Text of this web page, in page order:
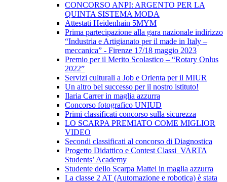
CONCORSO ANPI: ARGENTO PER LA
QUINTA SISTEMA MODA
Attestati Heidenhain 5MYM
Prima partecipazione alla gara nazionale indirizzo
“Industria e Artigianato per il made in Italy –
meccanica” - Firenze 17/18 maggio 2023
Premio per il Merito Scolastico – “Rotary Onlus
2022”
Servizi culturali a Job e Orienta per il MIUR
Un altro bel successo per il nostro istituto!
Ilaria Carrer in maglia azzurra
Concorso fotografico UNIUD
Primi classificati concorso sulla sicurezza
LO SCARPA PREMIATO COME MIGLIOR
VIDEO
Secondi classificati al concorso di Diagnostica
Progetto Didattico e Contest Classi VARTA
Students’ Academy
Studente dello Scarpa Mattei in maglia azzurra
La classe 2 AT (Automazione e robotica) è stata